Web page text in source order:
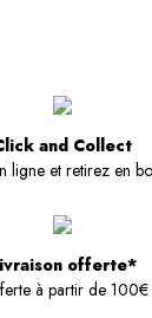
and Collect
ligne et retirez en
offerte*
à partir de 100€